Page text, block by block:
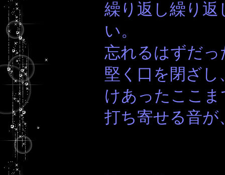
繰り返し繰り返
い。
忘れるはずだ
堅く口を閉ざ
けあったここ
打ち寄せる音が